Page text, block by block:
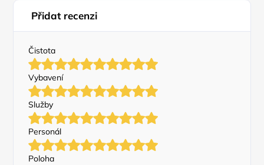
Přidat recenzi
Čistota
Vybavení
Služby
Personál
Poloha